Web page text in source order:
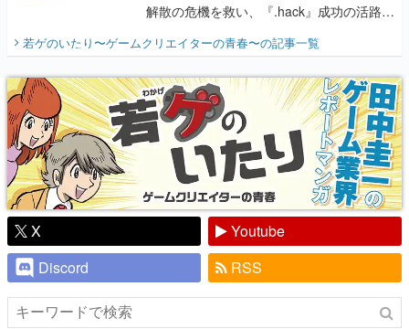
解散の危機を救い、『.hack』成功の活路を
開く。業界の快男児・松山 洋に流れる血は
『少年ジャンプ』色だった【若ゲのいた
り】
若ゲのいたり〜ゲームクリエイターの青春〜の記事一覧
X
Youtube
Discord
RSS